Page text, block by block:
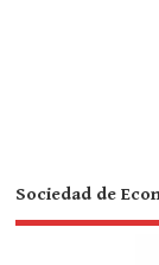
Sociedad de